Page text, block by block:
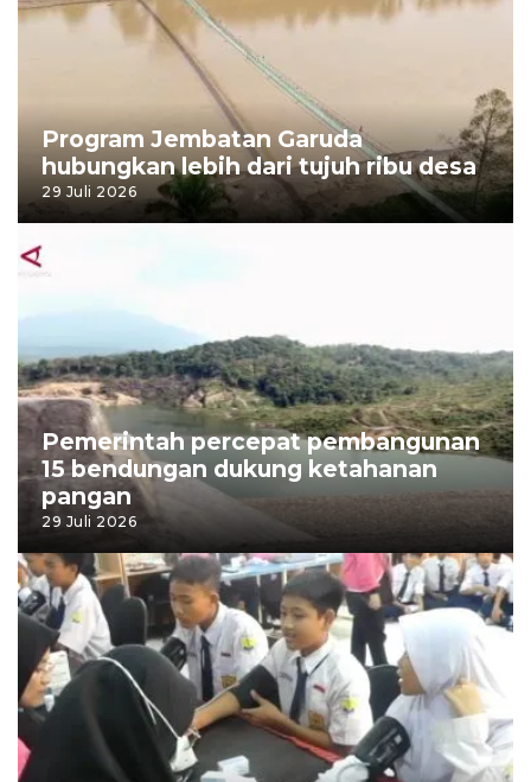
Program Jembatan Garuda
hubungkan lebih dari tujuh ribu desa
29 Juli 2026
Pemerintah percepat pembangunan
15 bendungan dukung ketahanan
pangan
29 Juli 2026